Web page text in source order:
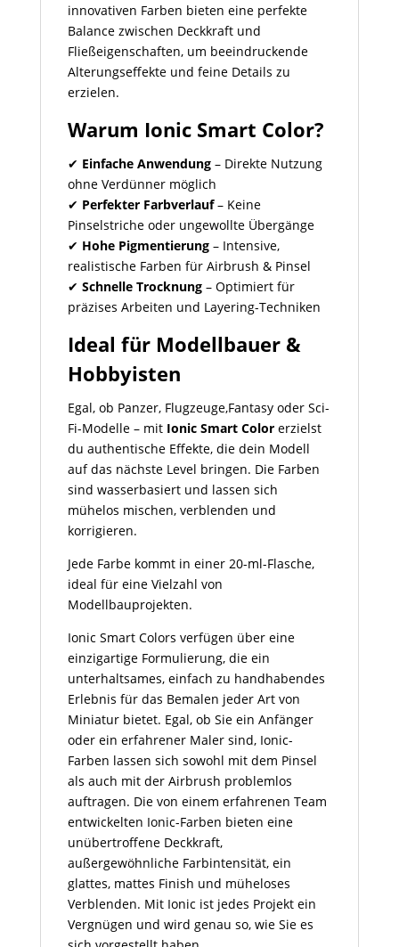
innovativen Farben bieten eine perfekte
Balance zwischen Deckkraft und
Fließeigenschaften, um beeindruckende
Alterungseffekte und feine Details zu
erzielen.
Warum Ionic Smart Color?
✔ Einfache Anwendung– Direkte Nutzung
ohne Verdünner möglich
✔ Perfekter Farbverlauf– Keine
Pinselstriche oder ungewollte Übergänge
✔ Hohe Pigmentierung– Intensive,
realistische Farben für Airbrush & Pinsel
✔ Schnelle Trocknung– Optimiert für
präzises Arbeiten und Layering-Techniken
Ideal für Modellbauer &
Hobbyisten
Egal, ob Panzer, Flugzeuge,Fantasy oder Sci-
Fi-Modelle – mit Ionic Smart Colorerzielst
du authentische Effekte, die dein Modell
auf das nächste Level bringen. Die Farben
sind wasserbasiert und lassen sich
mühelos mischen, verblenden und
korrigieren.
Jede Farbe kommt in einer 20-ml-Flasche,
ideal für eine Vielzahl von
Modellbauprojekten.
Ionic Smart Colors verfügen über eine
einzigartige Formulierung, die ein
unterhaltsames, einfach zu handhabendes
Erlebnis für das Bemalen jeder Art von
Miniatur bietet. Egal, ob Sie ein Anfänger
oder ein erfahrener Maler sind, Ionic-
Farben lassen sich sowohl mit dem Pinsel
als auch mit der Airbrush problemlos
auftragen. Die von einem erfahrenen Team
entwickelten Ionic-Farben bieten eine
unübertroffene Deckkraft,
außergewöhnliche Farbintensität, ein
glattes, mattes Finish und müheloses
Verblenden. Mit Ionic ist jedes Projekt ein
Vergnügen und wird genau so, wie Sie es